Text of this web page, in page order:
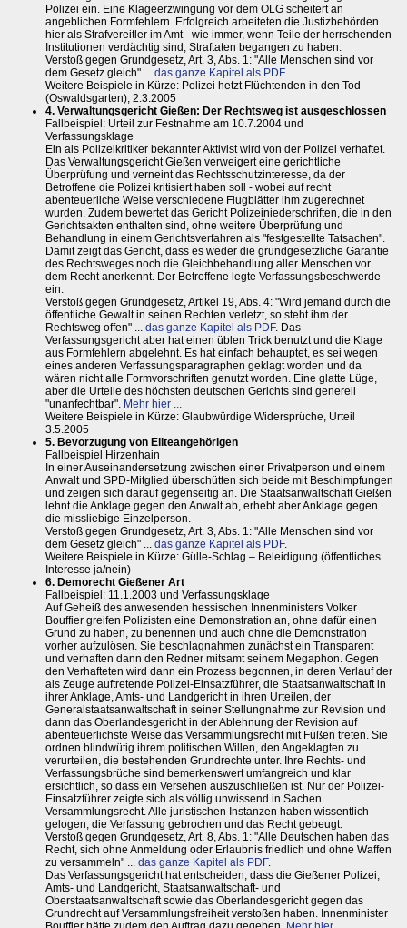
Polizei ein. Eine Klageerzwingung vor dem OLG scheitert an
angeblichen Formfehlern. Erfolgreich arbeiteten die Justizbehörden
hier als Strafvereitler im Amt - wie immer, wenn Teile der herrschenden
Institutionen verdächtig sind, Straftaten begangen zu haben.
Verstoß gegen Grundgesetz, Art. 3, Abs. 1: "Alle Menschen sind vor
dem Gesetz gleich" ... das ganze Kapitel als PDF.
Weitere Beispiele in Kürze: Polizei hetzt Flüchtenden in den Tod
(Oswaldsgarten), 2.3.2005
4. Verwaltungsgericht Gießen: Der Rechtsweg ist ausgeschlossen
Fallbeispiel: Urteil zur Festnahme am 10.7.2004 und
Verfassungsklage
Ein als Polizeikritiker bekannter Aktivist wird von der Polizei verhaftet.
Das Verwaltungsgericht Gießen verweigert eine gerichtliche
Überprüfung und verneint das Rechtsschutzinteresse, da der
Betroffene die Polizei kritisiert haben soll - wobei auf recht
abenteuerliche Weise verschiedene Flugblätter ihm zugerechnet
wurden. Zudem bewertet das Gericht Polizeiniederschriften, die in den
Gerichtsakten enthalten sind, ohne weitere Überprüfung und
Behandlung in einem Gerichtsverfahren als "festgestellte Tatsachen".
Damit zeigt das Gericht, dass es weder die grundgesetzliche Garantie
des Rechtsweges noch die Gleichbehandlung aller Menschen vor
dem Recht anerkennt. Der Betroffene legte Verfassungsbeschwerde
ein.
Verstoß gegen Grundgesetz, Artikel 19, Abs. 4: "Wird jemand durch die
öffentliche Gewalt in seinen Rechten verletzt, so steht ihm der
Rechtsweg offen" ... das ganze Kapitel als PDF. Das
Verfassungsgericht aber hat einen üblen Trick benutzt und die Klage
aus Formfehlern abgelehnt. Es hat einfach behauptet, es sei wegen
eines anderen Verfassungsparagraphen geklagt worden und da
wären nicht alle Formvorschriften genutzt worden. Eine glatte Lüge,
aber die Urteile des höchsten deutschen Gerichts sind generell
"unanfechtbar". Mehr hier ...
Weitere Beispiele in Kürze: Glaubwürdige Widersprüche, Urteil
3.5.2005
5. Bevorzugung von Eliteangehörigen
Fallbeispiel Hirzenhain
In einer Auseinandersetzung zwischen einer Privatperson und einem
Anwalt und SPD-Mitglied überschütten sich beide mit Beschimpfungen
und zeigen sich darauf gegenseitig an. Die Staatsanwaltschaft Gießen
lehnt die Anklage gegen den Anwalt ab, erhebt aber Anklage gegen
die missliebige Einzelperson.
Verstoß gegen Grundgesetz, Art. 3, Abs. 1: "Alle Menschen sind vor
dem Gesetz gleich" ... das ganze Kapitel als PDF.
Weitere Beispiele in Kürze: Gülle-Schlag – Beleidigung (öffentliches
Interesse ja/nein)
6. Demorecht Gießener Art
Fallbeispiel: 11.1.2003 und Verfassungsklage
Auf Geheiß des anwesenden hessischen Innenministers Volker
Bouffier greifen Polizisten eine Demonstration an, ohne dafür einen
Grund zu haben, zu benennen und auch ohne die Demonstration
vorher aufzulösen. Sie beschlagnahmen zunächst ein Transparent
und verhaften dann den Redner mitsamt seinem Megaphon. Gegen
den Verhafteten wird dann ein Prozess begonnen, in deren Verlauf der
als Zeuge auftretende Polizei-Einsatzführer, die Staatsanwaltschaft in
ihrer Anklage, Amts- und Landgericht in ihren Urteilen, der
Generalstaatsanwaltschaft in seiner Stellungnahme zur Revision und
dann das Oberlandesgericht in der Ablehnung der Revision auf
abenteuerlichste Weise das Versammlungsrecht mit Füßen treten. Sie
ordnen blindwütig ihrem politischen Willen, den Angeklagten zu
verurteilen, die bestehenden Grundrechte unter. Ihre Rechts- und
Verfassungsbrüche sind bemerkenswert umfangreich und klar
ersichtlich, so dass ein Versehen auszuschließen ist. Nur der Polizei-
Einsatzführer zeigte sich als völlig unwissend in Sachen
Versammlungsrecht. Alle juristischen Instanzen haben wissentlich
gelogen, die Verfassung gebrochen und das Recht gebeugt.
Verstoß gegen Grundgesetz, Art. 8, Abs. 1: "Alle Deutschen haben das
Recht, sich ohne Anmeldung oder Erlaubnis friedlich und ohne Waffen
zu versammeln" ... das ganze Kapitel als PDF.
Das Verfassungsgericht hat entscheiden, dass die Gießener Polizei,
Amts- und Landgericht, Staatsanwaltschaft- und
Oberstaatsanwaltschaft sowie das Oberlandesgericht gegen das
Grundrecht auf Versammlungsfreiheit verstoßen haben. Innenminister